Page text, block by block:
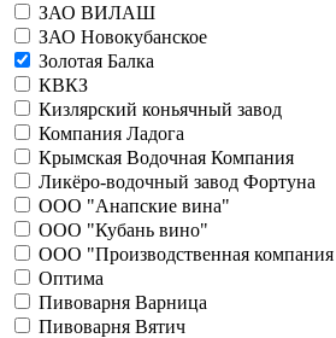
ЗАО ВИЛАШ
ЗАО Новокубанское
Золотая Балка
КВКЗ
Кизлярский коньячный завод
Компания Ладога
Крымская Водочная Компания
Ликёро-водочный завод Фортуна
ООО "Анапские вина"
ООО "Кубань вино"
ООО "Производственная
Оптима
Пивоварня Варница
Пивоварня Вятич